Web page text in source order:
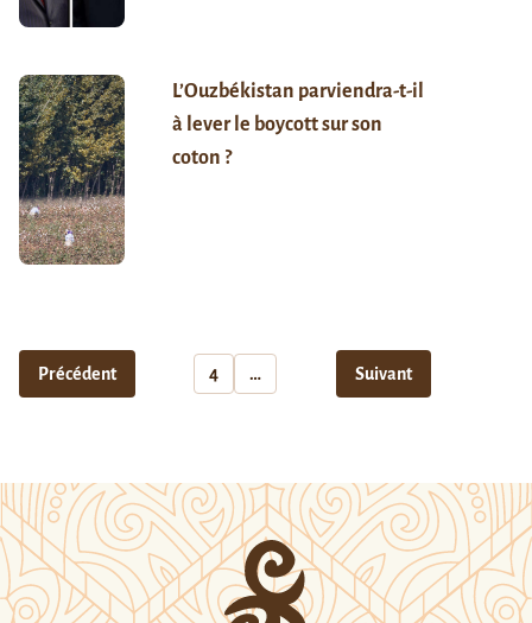
L’Ouzbékistan parviendra-t-il
à lever le boycott sur son
coton ?
Précédent 4 … Suivant